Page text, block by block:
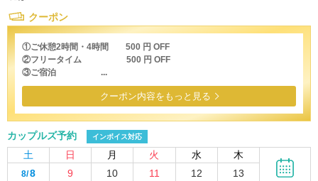
クーポン
①ご休憩2時間・4時間 500 円 OFF
②フリータイム 500 円 OFF
③ご宿泊 ...
クーポン内容をもっと見る
カップルズ予約 インボイス対応
土 日 月 火 水 木
8/8
9 10 11 12
13